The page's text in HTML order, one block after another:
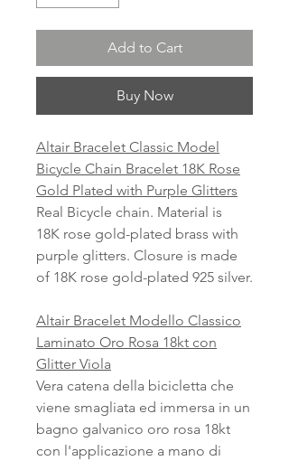
Add to Cart
Buy Now
Altair Bracelet Classic Model
Bicycle Chain Bracelet 18K Rose
Gold Plated with Purple Glitters
Real Bicycle chain. Material is
18K rose gold-plated brass with
purple glitters. Closure is made
of 18K rose gold-plated 925 silver.
Altair Bracelet Modello Classico
Laminato Oro Rosa 18kt con
Glitter Viola
Vera catena della bicicletta che
viene smagliata ed immersa in un
bagno galvanico oro rosa 18kt
con l'applicazione a mano di